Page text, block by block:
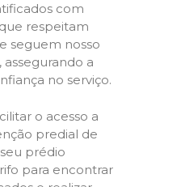
com
respeitam
seguem nosso
a
no serviço.
o acesso a
predial de
prédio
para encontrar